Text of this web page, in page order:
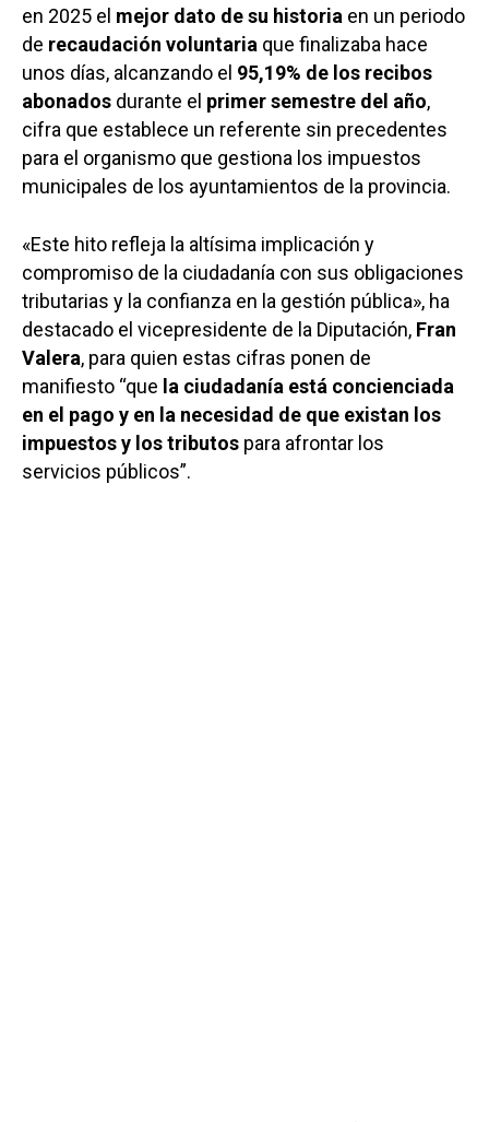
en 2025 el mejor dato de su historia en un periodo
de recaudación voluntaria que finalizaba hace
unos días, alcanzando el 95,19% de los recibos
abonados durante el primer semestre del año,
cifra que establece un referente sin precedentes
para el organismo que gestiona los impuestos
municipales de los ayuntamientos de la provincia.
«Este hito refleja la altísima implicación y
compromiso de la ciudadanía con sus obligaciones
tributarias y la confianza en la gestión pública», ha
destacado el vicepresidente de la Diputación, Fran
Valera, para quien estas cifras ponen de
manifiesto “que la ciudadanía está concienciada
en el pago y en la necesidad de que existan los
impuestos y los tributos para afrontar los
servicios públicos”.